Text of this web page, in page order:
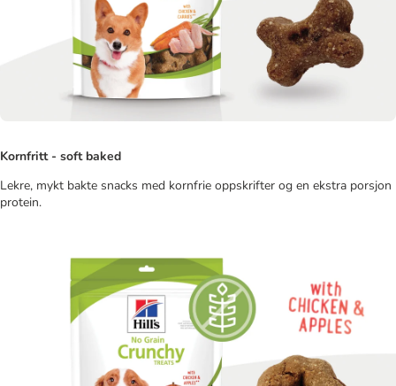
Kornfritt - soft baked
Lekre, mykt bakte snacks med kornfrie oppskrifter og en ekstra porsjon
protein.